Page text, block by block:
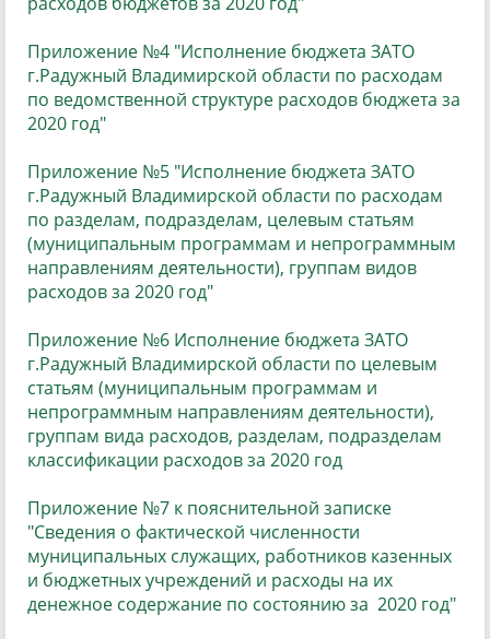
Приложение №4 "Исполнение бюджета ЗАТО
г.Радужный Владимирской области по расходам
по ведомственной структуре расходов бюджета за
2020 год"
Приложение №5 "Исполнение бюджета ЗАТО
г.Радужный Владимирской области по расходам
по разделам, подразделам, целевым статьям
(муниципальным программам и непрограммным
направлениям деятельности), группам видов
расходов за 2020 год"
Приложение №6 Исполнение бюджета ЗАТО
г.Радужный Владимирской области по целевым
статьям (муниципальным программам и
непрограммным направлениям деятельности),
группам вида расходов, разделам, подразделам
классификации расходов за 2020 год
Приложение №7 к пояснительной записке
"Сведения о фактической численности
муниципальных служащих, работников казенных
и бюджетных учреждений и расходы на их
денежное содержание по состоянию за 2020 год"